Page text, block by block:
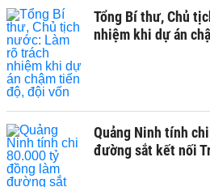
Tổng Bí thư, Chủ
nhiệm khi dự án
Quảng Ninh tính
đường sắt kết nối